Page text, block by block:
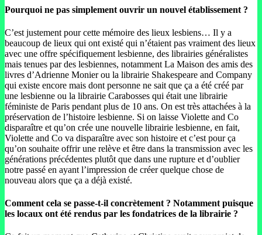
Pourquoi ne pas simplement ouvrir un nouvel établissement ?
C’est justement pour cette mémoire des lieux lesbiens… Il y a
beaucoup de lieux qui ont existé qui n’étaient pas vraiment des lieux
avec une offre spécifiquement lesbienne, des librairies généralistes
mais tenues par des lesbiennes, notamment La Maison des amis des
livres d’Adrienne Monier ou la librairie Shakespeare and Company
qui existe encore mais dont personne ne sait que ça a été créé par
une lesbienne ou la librairie Carabosses qui était une librairie
féministe de Paris pendant plus de 10 ans. On est très attachées à la
préservation de l’histoire lesbienne. Si on laisse Violette and Co
disparaître et qu’on crée une nouvelle librairie lesbienne, en fait,
Violette and Co va disparaître avec son histoire et c’est pour ça
qu’on souhaite offrir une relève et être dans la transmission avec les
générations précédentes plutôt que dans une rupture et d’oublier
notre passé en ayant l’impression de créer quelque chose de
nouveau alors que ça a déjà existé.
Comment cela se passe-t-il concrètement ? Notamment puisque
les locaux ont été rendus par les fondatrices de la librairie ?